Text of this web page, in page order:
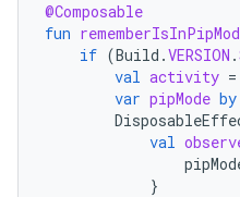
@Composable
fun
if (Build .VERSION .
val activity =
var pipMode by
val
}